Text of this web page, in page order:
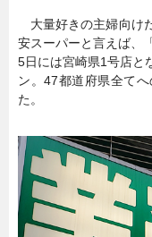
副業
暮らし
大量好きの主婦向け
安スーパーと言えば、
5日には宮崎県1号店と
ン。47都道府県全て
た。